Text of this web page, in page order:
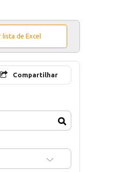
lista de Excel
Compartilhar